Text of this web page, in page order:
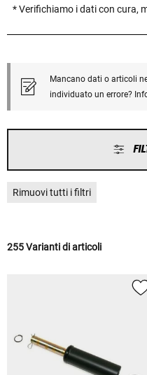
* Verifichiamo i dati con cura,
Mancano dati o articoli
individuato un errore?
Rimuovi tutti i filtri
255 Varianti di articoli